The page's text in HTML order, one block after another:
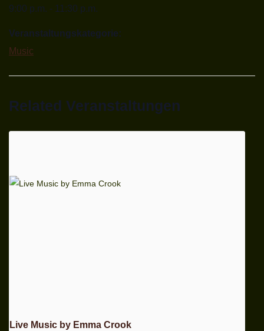
9:00 p.m. - 11:30 p.m.
Veranstaltungskategorie:
Music
Related Veranstaltungen
Live Music by Emma Crook